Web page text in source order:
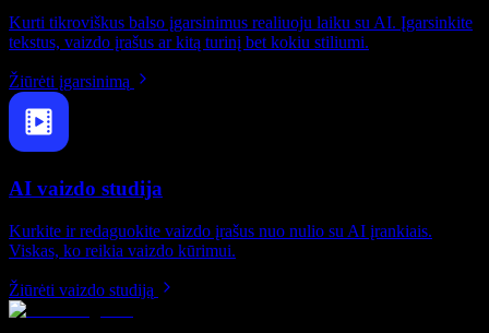
Kurti tikroviškus balso įgarsinimus realiuoju laiku su AI. Įgarsinkite
tekstus, vaizdo įrašus ar kitą turinį bet kokiu stiliumi.
Žiūrėti įgarsinimą
AI vaizdo studija
Kurkite ir redaguokite vaizdo įrašus nuo nulio su AI įrankiais.
Viskas, ko reikia vaizdo kūrimui.
Žiūrėti vaizdo studiją